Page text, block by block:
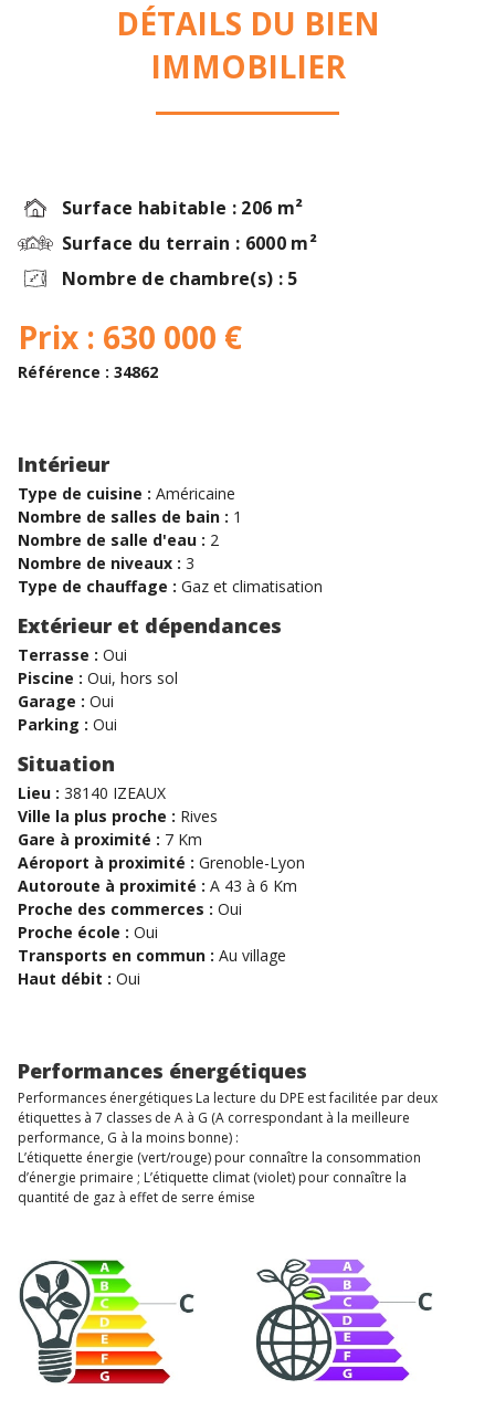
DÉTAILS DU BIEN
IMMOBILIER
Surface habitable : 206 m²
Surface du terrain : 6000 m²
Nombre de chambre(s) : 5
Prix : 630 000 €
Référence : 34862
Intérieur
Type de cuisine : Américaine
Nombre de salles de bain : 1
Nombre de salle d'eau : 2
Nombre de niveaux : 3
Type de chauffage : Gaz et climatisation
Extérieur et dépendances
Terrasse : Oui
Piscine : Oui, hors sol
Garage : Oui
Parking : Oui
Situation
Lieu : 38140 IZEAUX
Ville la plus proche : Rives
Gare à proximité : 7 Km
Aéroport à proximité : Grenoble-Lyon
Autoroute à proximité : A 43 à 6 Km
Proche des commerces : Oui
Proche école : Oui
Transports en commun : Au village
Haut débit : Oui
Performances énergétiques
Performances énergétiques La lecture du DPE est facilitée par deux
étiquettes à 7 classes de A à G (A correspondant à la meilleure
performance, G à la moins bonne) :
L’étiquette énergie (vert/rouge) pour connaître la consommation
d’énergie primaire ; L’étiquette climat (violet) pour connaître la
quantité de gaz à effet de serre émise